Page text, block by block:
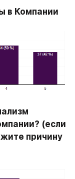
в Компании
(если
причину